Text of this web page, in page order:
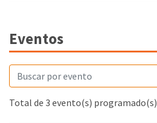
Eventos
Total de 3 evento(s) programado(s)